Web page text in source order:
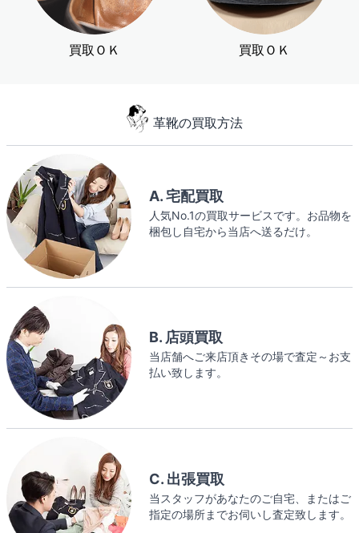
買取ＯＫ 買取ＯＫ
革靴の買取方法
A. 宅配買取
人気No.1の買取サービスです。お品物を
梱包し自宅から当店へ送るだけ。
B. 店頭買取
当店舗へご来店頂きその場で査定～お支
払い致します。
C. 出張買取
当スタッフがあなたのご自宅、またはご
指定の場所までお伺いし査定致します。